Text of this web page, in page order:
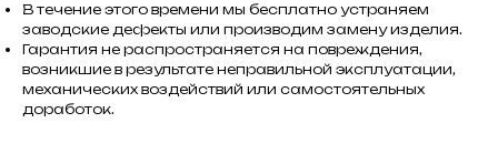
В течение этого времени мы бесплатно устраняем
заводские дефекты или производим замену изделия.
Гарантия не распространяется на повреждения,
возникшие в результате неправильной эксплуатации,
механических воздействий или самостоятельных
доработок.